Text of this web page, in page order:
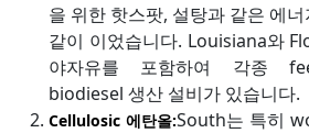
을 위한 핫스팟, 설탕과 같은 에
같이 이었습니다. Louisiana와
야자유를 포함하여 각종
biodiesel 생산 설비가 있습니다.
Cellulosic 에탄올:South는 특히